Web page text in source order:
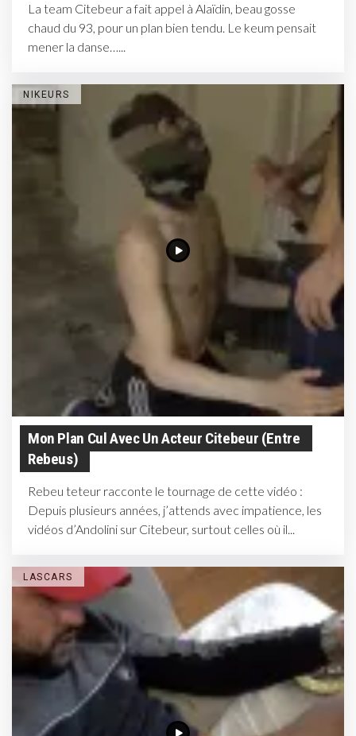
La team Citebeur a fait appel à Alaïdin, beau gosse
chaud du 93, pour un plan bien tendu. Le keum pensait
mener la danse…...
NIKEURS
Mon Plan Cul Avec Un Acteur Citebeur (entre
Rebeus)
Rebeu teteur racconte le tournage de cette vidéo :
Depuis plusieurs années, j’attends avec impatience, les
vidéos d’Andolini sur Citebeur, surtout celles où il...
LASCARS